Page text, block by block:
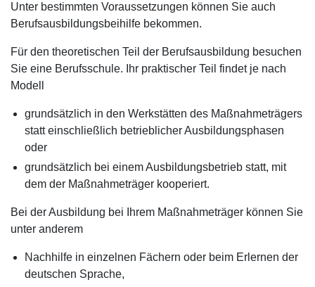
Unter bestimmten Voraussetzungen können Sie auch
Berufsausbildungsbeihilfe bekommen.
Für den theoretischen Teil der Berufsausbildung besuchen
Sie eine Berufsschule. Ihr praktischer Teil findet je nach
Modell
grundsätzlich in den Werkstätten des Maßnahmeträgers
statt einschließlich betrieblicher Ausbildungsphasen
oder
grundsätzlich bei einem Ausbildungsbetrieb statt, mit
dem der Maßnahmeträger kooperiert.
Bei der Ausbildung bei Ihrem Maßnahmeträger können Sie
unter anderem
Nachhilfe in einzelnen Fächern oder beim Erlernen der
deutschen Sprache,